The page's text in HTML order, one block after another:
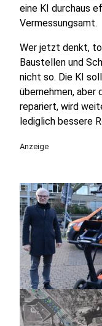
eine KI durchaus
Vermessungsamt.
Wer jetzt denkt,
Baustellen und
nicht so. Die KI
übernehmen,
repariert, wird
lediglich bessere
Anzeige